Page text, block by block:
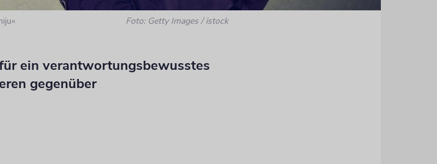
Foto: Getty Images / istock
ein verantwortungsbewusstes
gegenüber